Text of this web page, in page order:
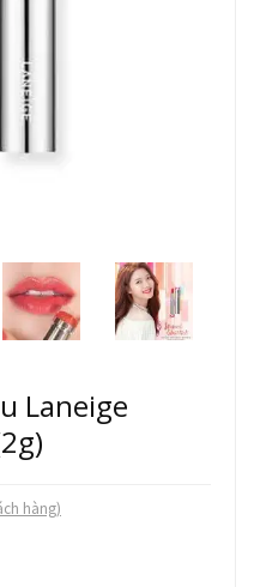
Laneige
hàng)